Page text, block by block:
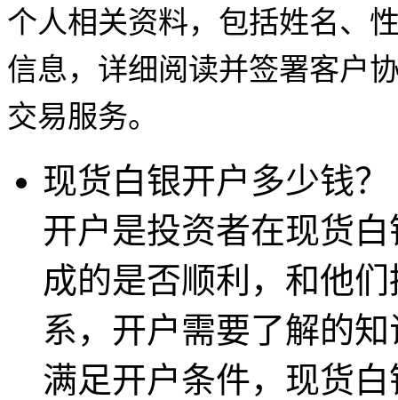
个人相关资料，包括姓名、
信息，详细阅读并签署客户
交易服务。
现货白银开户多少钱？
开户是投资者在现货
成的是否顺利，和他
系，开户需要了解的
满足开户条件，现货